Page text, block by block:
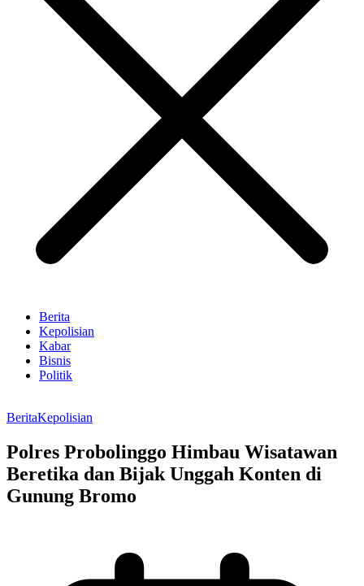
Berita
Kepolisian
Kabar
Bisnis
Politik
BeritaKepolisian
Polres Probolinggo Himbau Wisatawan
Beretika dan Bijak Unggah Konten di
Gunung Bromo